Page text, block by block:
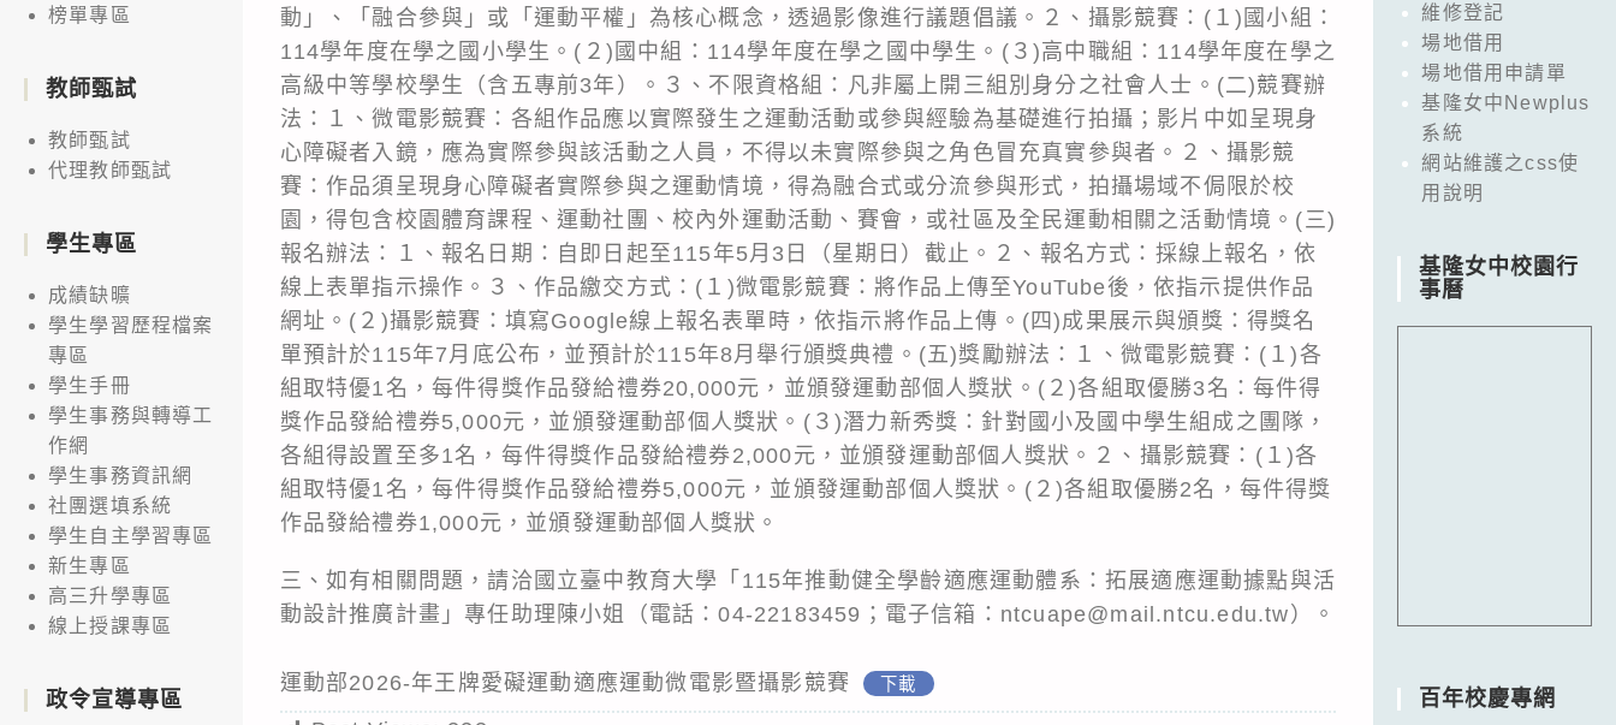
動」、「融合參與」或「運動平權」為核心概念，透過影像進行議題倡議。２、攝影競賽：(１)國小組：
114學年度在學之國小學生。(２)國中組：114學年度在學之國中學生。(３)高中職組：114學年度在學之
高級中等學校學生（含五專前3年）。３、不限資格組：凡非屬上開三組別身分之社會人士。(二)競賽辦
法：１、微電影競賽：各組作品應以實際發生之運動活動或參與經驗為基礎進行拍攝；影片中如呈現身
心障礙者入鏡，應為實際參與該活動之人員，不得以未實際參與之角色冒充真實參與者。２、攝影競
賽：作品須呈現身心障礙者實際參與之運動情境，得為融合式或分流參與形式，拍攝場域不侷限於校
園，得包含校園體育課程、運動社團、校內外運動活動、賽會，或社區及全民運動相關之活動情境。(三)
報名辦法：１、報名日期：自即日起至115年5月3日（星期日）截止。２、報名方式：採線上報名，依
線上表單指示操作。３、作品繳交方式：(１)微電影競賽：將作品上傳至YouTube後，依指示提供作品
網址。(２)攝影競賽：填寫Google線上報名表單時，依指示將作品上傳。(四)成果展示與頒獎：得獎名
單預計於115年7月底公布，並預計於115年8月舉行頒獎典禮。(五)獎勵辦法：１、微電影競賽：(１)各
組取特優1名，每件得獎作品發給禮券20,000元，並頒發運動部個人獎狀。(２)各組取優勝3名：每件得
獎作品發給禮券5,000元，並頒發運動部個人獎狀。(３)潛力新秀獎：針對國小及國中學生組成之團隊，
各組得設置至多1名，每件得獎作品發給禮券2,000元，並頒發運動部個人獎狀。２、攝影競賽：(１)各
組取特優1名，每件得獎作品發給禮券5,000元，並頒發運動部個人獎狀。(２)各組取優勝2名，每件得獎
作品發給禮券1,000元，並頒發運動部個人獎狀。
三、如有相關問題，請洽國立臺中教育大學「115年推動健全學齡適應運動體系：拓展適應運動據點與活
動設計推廣計畫」專任助理陳小姐（電話：04-22183459；電子信箱：ntcuape@mail.ntcu.edu.tw）。
運動部2026-年王牌愛礙運動適應運動微電影暨攝影競賽 下載
榜單專區
教師甄試
教師甄試
代理教師甄試
學生專區
成績缺曠
學生學習歷程檔案
專區
學生手冊
學生事務與轉導工
作網
學生事務資訊網
社團選填系統
學生自主學習專區
新生專區
高三升學專區
線上授課專區
政令宣導專區
維修登記
場地借用
場地借用申請單
基隆女中Newplus
系統
網站維護之css使
用說明
基隆女中校園行
事曆
百年校慶專網